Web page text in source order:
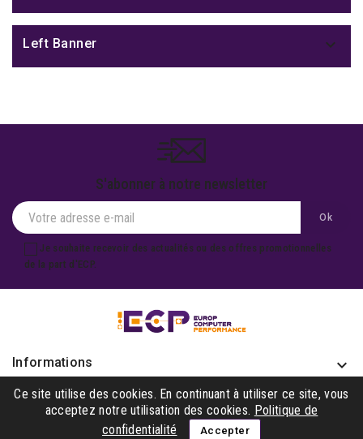
Left Banner 
S'abonner à notre newsletter
Je souhaite recevoir des actualités ou des offres promotionnelles
de la part d'ECP.
Informations keyboard_arrow_down
Produits 
Notre société
Ce site utilise des cookies. En continuant à utiliser ce site, vous
acceptez notre utilisation des cookies. Politique de
confidentialité
Accepter